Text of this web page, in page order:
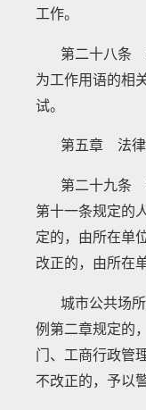
工作。
第二十八条
为工作用语的相
试。
第五章 法
第二十九条
第十一条规定的
定的，由所在单
改正的，由所在
城市公共场
例第二章规定的
门、工商行政管
不改正的，予以